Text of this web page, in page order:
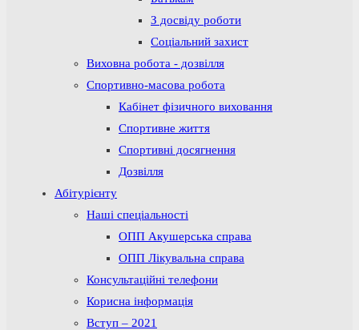
З досвіду роботи
Соціальний захист
Виховна робота - дозвілля
Спортивно-масова робота
Кабінет фізичного виховання
Спортивне життя
Спортивні досягнення
Дозвілля
Абітурієнту
Наші спеціальності
ОПП Акушерська справа
ОПП Лікувальна справа
Консультаційні телефони
Корисна інформація
Вступ – 2021